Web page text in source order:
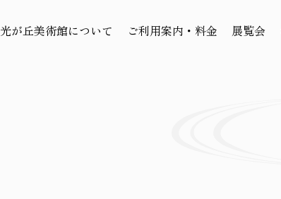
光が丘美術館について ご利用案内・料金 展覧会